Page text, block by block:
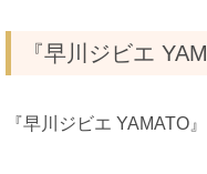
『早川ジビエ
『早川ジビエ YAMATO